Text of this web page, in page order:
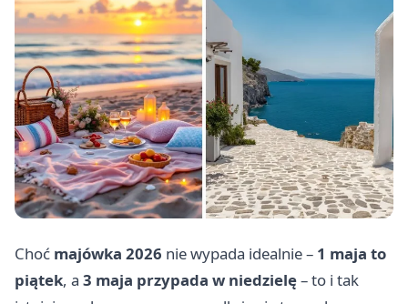
Choć majówka 2026 nie wypada idealnie – 1 maja to
piątek, a 3 maja przypada w niedzielę– to i tak